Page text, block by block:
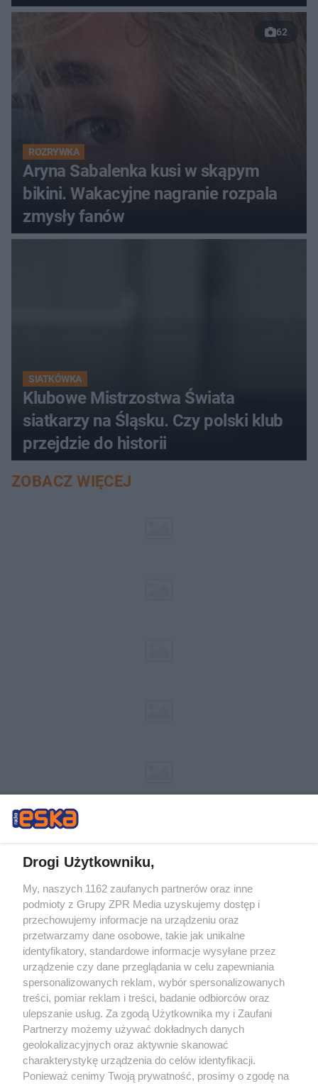
62
ROZRYWKA
Aryna Sabalenka kusi w skąpym
bikini. Wakacyjne nagranie rozpala
zmysły fanów
SIATKÓWKA
Klubowe Mistrzostwa Świata
siatkarzy na Śląsku. Czy polski klub
przejdzie do historii
ZOBACZ WIĘCEJ
Żaden utwór zamieszczony w serwisie nie może być powielany i
rozpowszechniany lub dalej rozpowszechniany w jakikolwiek sposób (w
tym także elektroniczny lub mechaniczny) na jakimkolwiek polu
eksploatacji w jakiejkolwiek formie, włącznie z umieszczaniem w Internecie
bez pisemnej zgody właściciela praw. Jakiekolwiek użycie lub
wykorzystanie utworów w całości lub w części z naruszeniem prawa, tzn.
bez właściwej zgody, jest zabronione pod groźbą kary i może być ścigane
prawnie.
O nas
Drogi Użytkowniku,
My, naszych 1162 zaufanych partnerów oraz inne
podmioty z Grupy ZPR Media uzyskujemy dostęp i
przechowujemy informacje na urządzeniu oraz
przetwarzamy dane osobowe, takie jak unikalne
identyfikatory, standardowe informacje wysyłane przez
urządzenie czy dane przeglądania w celu zapewniania
spersonalizowanych reklam, wybór spersonalizowanych
treści, pomiar reklam i treści, badanie odbiorców oraz
ulepszanie usług. Za zgodą Użytkownika my i Zaufani
Partnerzy możemy używać dokładnych danych
geolokalizacyjnych oraz aktywnie skanować
charakterystykę urządzenia do celów identyfikacji.
Ponieważ cenimy Twoją prywatność, prosimy o zgodę na